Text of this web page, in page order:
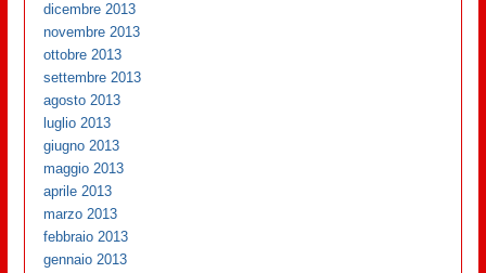
dicembre 2013
novembre 2013
ottobre 2013
settembre 2013
agosto 2013
luglio 2013
giugno 2013
maggio 2013
aprile 2013
marzo 2013
febbraio 2013
gennaio 2013